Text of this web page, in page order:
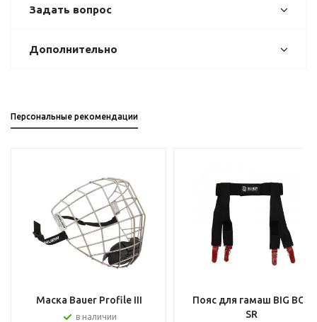
Задать вопрос
Дополнительно
Персональные рекомендации
Маска Bauer Profile III
в наличии
Пояс для гамаш BIG BOY
SR